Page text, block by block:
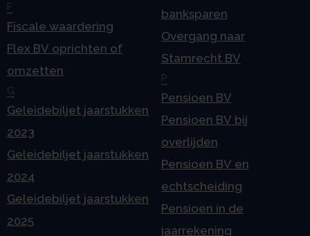
F
Fiscale waardering
Flex BV oprichten of
omzetten
G
Geleidebiljet jaarstukken
2023
Geleidebiljet jaarstukken
2024
Geleidebiljet jaarstukken
2025
banksparen
Overgang naar
Stamrecht BV
P
Pensioen BV
Pensioen BV bij
overlijden
Pensioen BV en
echtscheiding
Pensioen in de
jaarrekening